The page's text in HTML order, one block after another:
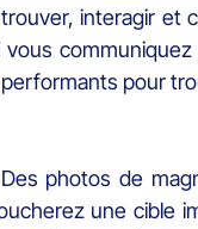
interagir et
pour
photos de
une cible